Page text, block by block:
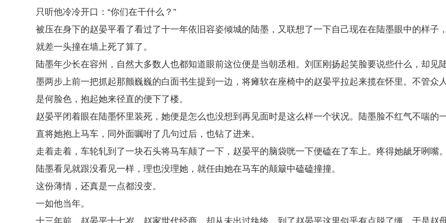
只听他冷冷开口：“你们在干什么？”
被压在身下的赵晏平看了看过了十一年依旧容姿倾城的陆墨，又联想了一下自己现在在陆墨眼中的样子，
就差一头撞在墙上死了算了。
陆墨年少长在容州，自然大多数人也都知道眼前这位便是当朝丞相。刘匡刚扬起笑脸要说些什么，却见
墨两步上前一把抓起那颤巍巍的白面书生提到一边，将瘫软在座椅中的赵晏平拉起来揽在怀里。不管众人
是何脸色，抱起她来径直的便下了楼。
赵晏平闭着眼在陆墨怀里装死，她便是怎么也没想到再见面时是这么样一个状况。陆墨脸不红气不喘的
直将她抱上马车，同外面嘱咐了几句过后，也钻了进来。
走着走着，车轮轧到了一块石头将马车颠了一下，赵晏平的脑袋咣一下便磕在了车上。疼得她龇牙咧嘴。
陆墨看见就跟没看见一样，理也没理她，就任由她在马车的颠簸中磕磕撞撞。
这份薄情，还真是一点都没变。
一如他当年。
十三年前，赵晏平十七岁。赵家世代经商，却从未出过纨绔。到了赵晏平这里似乎有点脱了缰，于是赵